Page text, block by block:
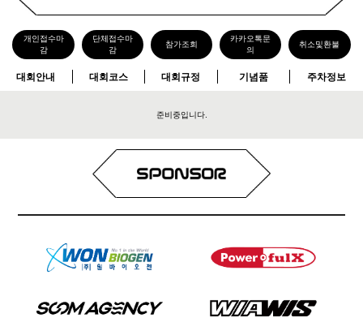
개인접수마
감
단체접수마
감
참가조회
카카오톡문
의
취소및환불
대회안내 대회코스 대회규정 기념품 주차정보
준비중입니다.